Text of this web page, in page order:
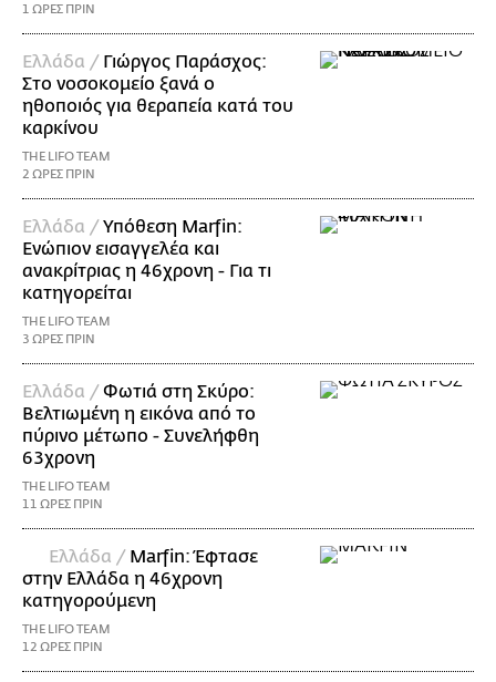
1 ΩΡΕΣ ΠΡΙΝ
Ελλάδα / Γιώργος Παράσχος:
Στο νοσοκομείο ξανά ο
ηθοποιός για θεραπεία κατά του
καρκίνου
THE LIFO TEAM
2 ΩΡΕΣ ΠΡΙΝ
Ελλάδα /Υπόθεση Marfin:
Ενώπιον εισαγγελέα και
ανακρίτριας η 46χρονη - Για τι
κατηγορείται
THE LIFO TEAM
3 ΩΡΕΣ ΠΡΙΝ
Ελλάδα /Φωτιά στη Σκύρο:
Βελτιωμένη η εικόνα από το
πύρινο μέτωπο - Συνελήφθη
63χρονη
THE LIFO TEAM
11 ΩΡΕΣ ΠΡΙΝ
Ελλάδα / Marfin: Έφτασε
στην Ελλάδα η 46χρονη
κατηγορούμενη
THE LIFO TEAM
12 ΩΡΕΣ ΠΡΙΝ